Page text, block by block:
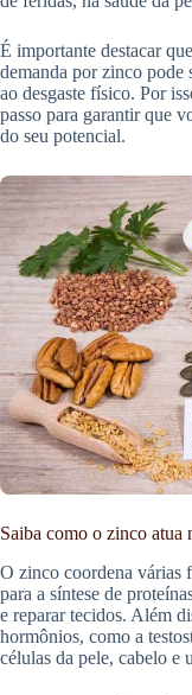
É importante destacar
demanda por zinco pode
ao desgaste físico. Por
passo para garantir que
do seu potencial.
Saiba como o zinco atua
O zinco coordena várias
para a síntese de
e reparar tecidos. Além
hormônios, como a
células da pele, cabelo e